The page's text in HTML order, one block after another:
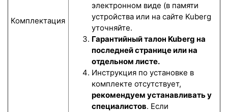
Комплектация
электронном виде (в памяти
устройства или на сайте Kuberg
уточняйте.
Гарантийный талон Kuberg на
последней странице или на
отдельном листе.
Инструкция по установке в
комплекте отсутствует,
рекомендуем устанавливать у
специалистов. Если